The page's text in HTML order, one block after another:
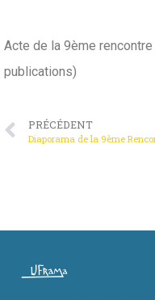
Acte de la 9ème
publications)
PRÉCÉDENT